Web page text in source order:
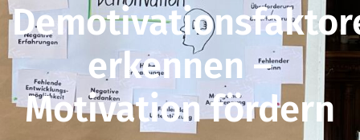
erkennen –
Motivation fördern